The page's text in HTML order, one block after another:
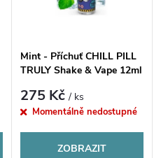
Mint - Příchuť CHILL PILL
TRULY Shake & Vape 12ml
275 Kč/ ks
Momentálně nedostupné
ZOBRAZIT